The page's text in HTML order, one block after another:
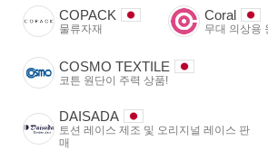
COPACK
물류자재
Coral
무대 의상용
COSMO TEXTILE
코튼 원단이 주력 상품!
DAISADA
토션 레이스 제조 및 오리지널 레이스 판
매